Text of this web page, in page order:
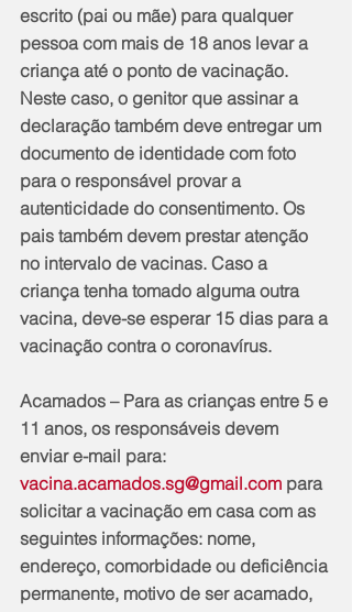
escrito (pai ou mãe) para qualquer
pessoa com mais de 18 anos levar a
criança até o ponto de vacinação.
Neste caso, o genitor que assinar a
declaração também deve entregar um
documento de identidade com foto
para o responsável provar a
autenticidade do consentimento. Os
pais também devem prestar atenção
no intervalo de vacinas. Caso a
criança tenha tomado alguma outra
vacina, deve-se esperar 15 dias para a
vacinação contra o coronavírus.
Acamados – Para as crianças entre 5 e
11 anos, os responsáveis devem
enviar e-mail para:
vacina.acamados.sg@gmail.com para
solicitar a vacinação em casa com as
seguintes informações: nome,
endereço, comorbidade ou deficiência
permanente, motivo de ser acamado,